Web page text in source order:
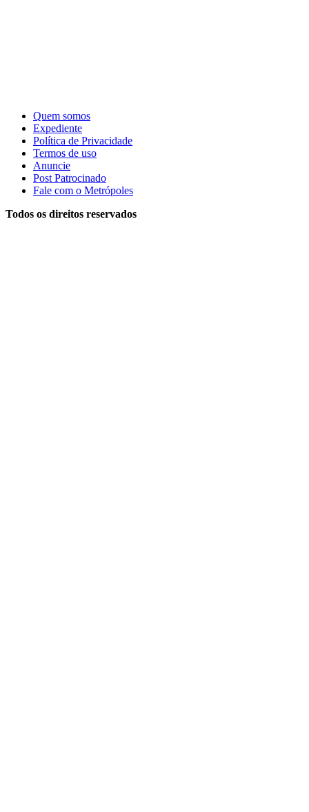
Quem somos
Expediente
Política de Privacidade
Termos de uso
Anuncie
Post Patrocinado
Fale com o Metrópoles
Todos os direitos reservados